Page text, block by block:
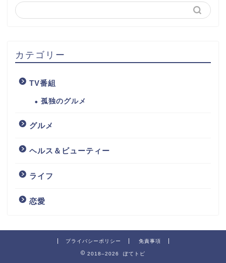
カテゴリー
TV番組
孤独のグルメ
グルメ
ヘルス＆ビューティー
ライフ
恋愛
プライバシーポリシー 免責事項
2018–2026 ぽてトピ